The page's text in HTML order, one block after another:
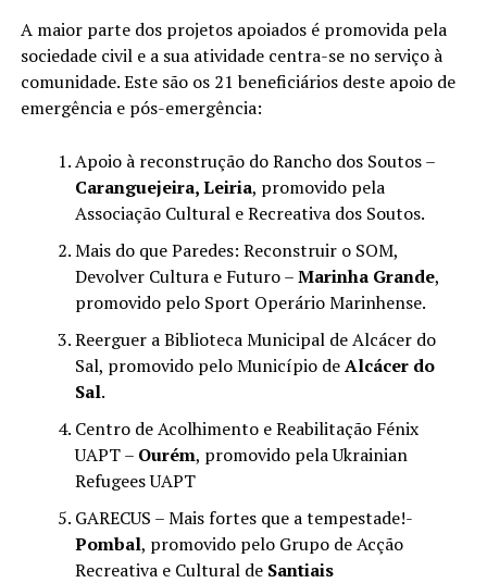
A maior parte dos projetos apoiados é promovida pela
sociedade civil e a sua atividade centra-se no serviço à
comunidade. Este são os 21 beneficiários deste apoio de
emergência e pós-emergência:
Apoio à reconstrução do Rancho dos Soutos –
Caranguejeira, Leiria, promovido pela
Associação Cultural e Recreativa dos Soutos.
Mais do que Paredes: Reconstruir o SOM,
Devolver Cultura e Futuro –Marinha Grande,
promovido pelo Sport Operário Marinhense.
Reerguer a Biblioteca Municipal de Alcácer do
Sal, promovido pelo Município deAlcácer do
Sal.
Centro de Acolhimento e Reabilitação Fénix
UAPT – Ourém, promovido pela Ukrainian
Refugees UAPT
GARECUS – Mais fortes que a tempestade!-
Pombal, promovido pelo Grupo de Acção
Recreativa e Cultural deSantiais